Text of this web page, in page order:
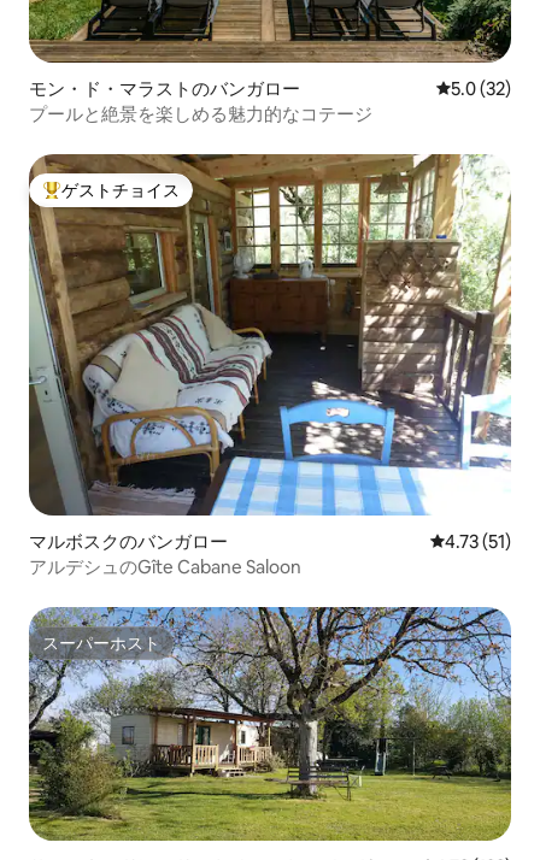
モン・ド・マラストのバンガロー レビュー32
5.0 (32)
プールと絶景を楽しめる魅力的なコテージ
大好評のゲストチョイスです。
ゲストチョイス
マルボスクのバンガロー レビュー51
4.73 (51)
アルデシュのGîte Cabane Saloon
スーパーホスト
スーパーホスト